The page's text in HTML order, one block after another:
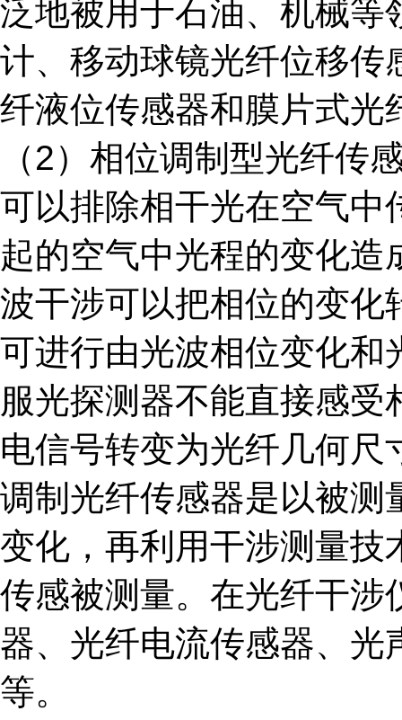
泛地被用于石油、机械等
计、移动球镜光纤位移传
纤液位传感器和膜片式光
（2）相位调制型光纤传
可以排除相干光在空气中
起的空气中光程的变化
波干涉可以把相位的变化
可进行由光波相位变化和
服光探测器不能直接感
电信号转变为光纤几何
调制光纤传感器是以被测
变化，再利用干涉测量技
传感被测量。在光纤干涉
器、光纤电流传感器、光
等。